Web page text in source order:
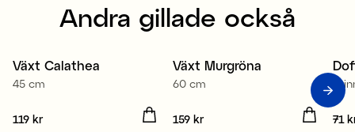
Andra gillade också
Växt Calathea
45 cm
Pris:119 kr
119 kr
Växt Murgröna
60 cm
Pris:159 kr
159 kr Pris
71